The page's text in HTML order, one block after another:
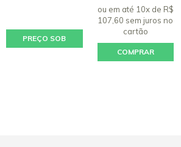
PREÇO SOB
ou em até 10x de R$
107,60 sem jurosno
cartão
COMPRAR